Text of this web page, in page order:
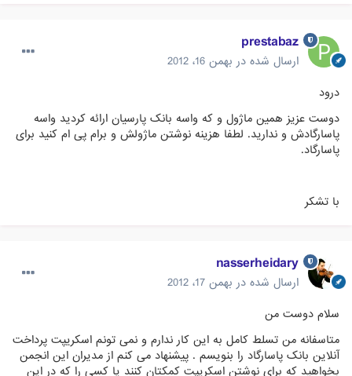
prestabaz
ارسال شده در بهمن 16، 2012
درود
دوست عزیز همین ماژول و که واسه بانک پارسیان ارائه کردید واسه
پاسارگادش و ندارید. لطفا هزینه نوشتن ماژولش و برام پی ام کنید برای
پاسارگاد.
با تشکر
nasserheidary
ارسال شده در بهمن 17، 2012
سلام دوست من
متاسفانه من تسلط کامل به این کار ندارم و نمی تونم اسکریپت پرداخت
آنلاین بانک پاسارگاد را بنویسم . پیشنهاد می کنم از مدیران این انجمن
بخواهید که برای نوشتن اسکریپت کمکتان کنند یا کسی را که در این